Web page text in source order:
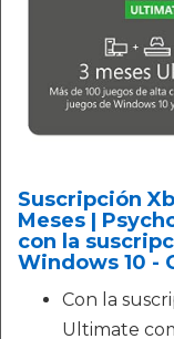
Suscripción
Meses |
con la
Windows 10 -
Con la
Ultimate